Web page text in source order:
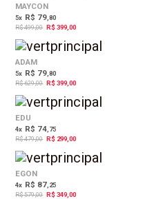
MAYCON
5x R$ 79 ,80
R$ 499,00 R$ 399,00
ADAM
5x R$ 79 ,80
R$ 629,00 R$ 399,00
EDU
4x R$ 74 ,75
R$ 479,00 R$ 299,00
EGON
4x R$ 87 ,25
R$ 579,00 R$ 349,00